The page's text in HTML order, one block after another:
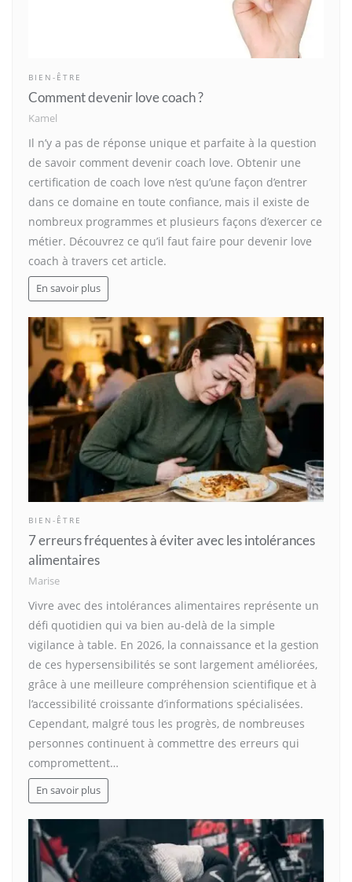
BIEN-ÊTRE
Comment devenir love coach ?
Kamel
Il n’y a pas de réponse unique et parfaite à la question
de savoir comment devenir coach love. Obtenir une
certification de coach love n’est qu’une façon d’entrer
dans ce domaine en toute confiance, mais il existe de
nombreux programmes et plusieurs façons d’exercer ce
métier. Découvrez ce qu’il faut faire pour devenir love
coach à travers cet article.
En savoir plus
BIEN-ÊTRE
7 erreurs fréquentes à éviter avec les intolérances
alimentaires
Marise
Vivre avec des intolérances alimentaires représente un
défi quotidien qui va bien au-delà de la simple
vigilance à table. En 2026, la connaissance et la gestion
de ces hypersensibilités se sont largement améliorées,
grâce à une meilleure compréhension scientifique et à
l’accessibilité croissante d’informations spécialisées.
Cependant, malgré tous les progrès, de nombreuses
personnes continuent à commettre des erreurs qui
compromettent…
En savoir plus